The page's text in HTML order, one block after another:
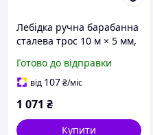
Лебідка ручна барабанна
сталева трос 10 м × 5 мм,
Готово до відправки
від 107₴/міс
1 071 ₴
Купити